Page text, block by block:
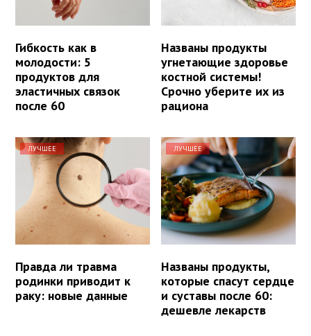
Гибкость как в
молодости: 5
продуктов для
эластичных связок
после 60
Названы продукты
угнетающие здоровье
костной системы!
Срочно уберите их из
рациона
ЛУЧШЕЕ
Правда ли травма
родинки приводит к
раку: новые данные
ЛУЧШЕЕ
Названы продукты,
которые спасут сердце
и суставы после 60:
дешевле лекарств